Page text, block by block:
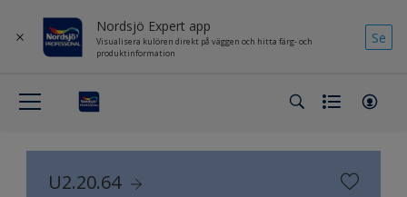
Nordsjö Expert app
Visualisera kulören direkt på väggen och hitta färg- och
produktinformation
Se
U2.20.64